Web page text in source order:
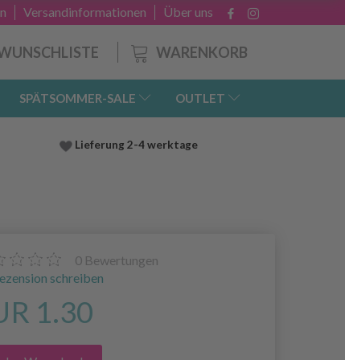
Über uns
Versandinformationen
WARENKORB
SPÄTSOMMER-SALE OUTLET
Lieferung 2-4 werktage
0 Bewertungen
schreiben
1.30